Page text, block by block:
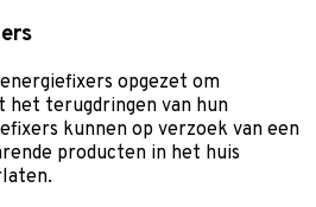
opgezet om
het terugdringen van hun
kunnen op verzoek van een
producten in het huis